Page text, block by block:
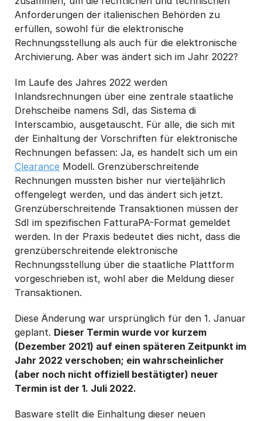
Anforderungen der italienischen Behörden zu
erfüllen, sowohl für die elektronische
Rechnungsstellung als auch für die elektronische
Archivierung. Aber was ändert sich im Jahr 2022?
Im Laufe des Jahres 2022 werden
Inlandsrechnungen über eine zentrale staatliche
Drehscheibe namens SdI, das Sistema di
Interscambio, ausgetauscht. Für alle, die sich mit
der Einhaltung der Vorschriften für elektronische
Rechnungen befassen: Ja, es handelt sich um ein
Clearance Modell. Grenzüberschreitende
Rechnungen mussten bisher nur vierteljährlich
offengelegt werden, und das ändert sich jetzt.
Grenzüberschreitende Transaktionen müssen der
SdI im spezifischen FatturaPA-Format gemeldet
werden. In der Praxis bedeutet dies nicht, dass die
grenzüberschreitende elektronische
Rechnungsstellung über die staatliche Plattform
vorgeschrieben ist, wohl aber die Meldung dieser
Transaktionen.
Diese Änderung war ursprünglich für den 1. Januar
geplant. Dieser Termin wurde vor kurzem
(Dezember 2021) auf einen späteren Zeitpunkt im
Jahr 2022 verschoben; ein wahrscheinlicher
(aber noch nicht offiziell bestätigter) neuer
Termin ist der 1. Juli 2022.
Basware stellt die Einhaltung dieser neuen